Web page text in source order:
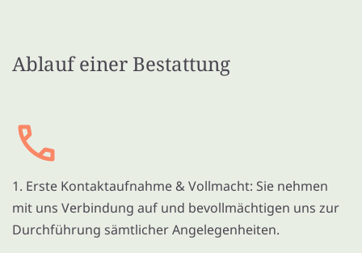
Ablauf einer Bestattung
1. Erste Kontaktaufnahme & Vollmacht: Sie nehmen
mit uns Verbindung auf und bevollmächtigen uns zur
Durchführung sämtlicher Angelegenheiten.